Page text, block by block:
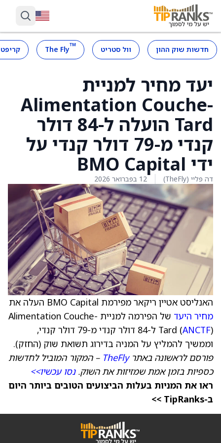
חדשות שוק ההון וול סטריט ™
The Fly
יעד מחיר למניית
Alimentation Couche-
Tard הועלה ל-84 דולר
קנדי מ-79 דולר קנדי על
ידי BMO Capital
דה פליי (TheFly) 12 בפברואר 2026
האנליסט אטיין ריקאר מפירמת BMO Capital העלה את
מחיר היעד
של הפירמה למניית Alimentation Couche-
Tard (ANCTF
) ל-84 דולר קנדי מ-79 דולר קנדי,
וממשיך להמליץ על המניה בדירוג תשואת שוק (החזק).
פורסם לראשונה באתרTheFly – המקור המוביל לחדשות
כספיות בזמן אמת שמזיזות את השוק.נסו עכשיו>>
ראו את המניות בעלות הביצועים הטובים ביותר היום
ב-TipRanks >>